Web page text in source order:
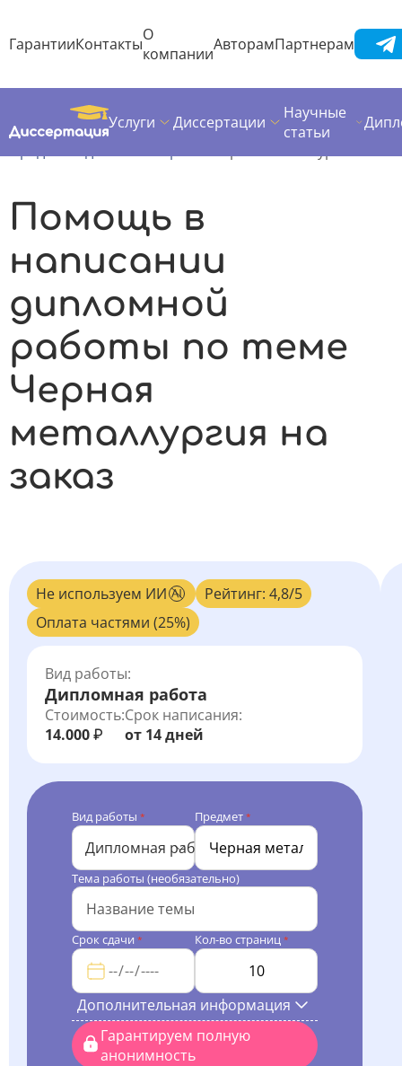
ГарантииКонтактыО
компанииАвторамПартнерам
Услуги Диссертации
Научные
статьи
ДиссертацияДипломная работа
Помощь в
написании
дипломной
работы по теме
Черная
металлургия на
заказ
Не используем ИИ
Рейтинг: 4,8/5
Оплата частями (25%)
Вид работы:
Дипломная работа
Стоимость:
14.000 ₽
Срок написания:
от 14 дней
Вид работы *
Дипломная работа
Предмет *
Тема работы (необязательно)
Срок сдачи * Кол-во страниц *
Дополнительная информация
Гарантируем полную
анонимность